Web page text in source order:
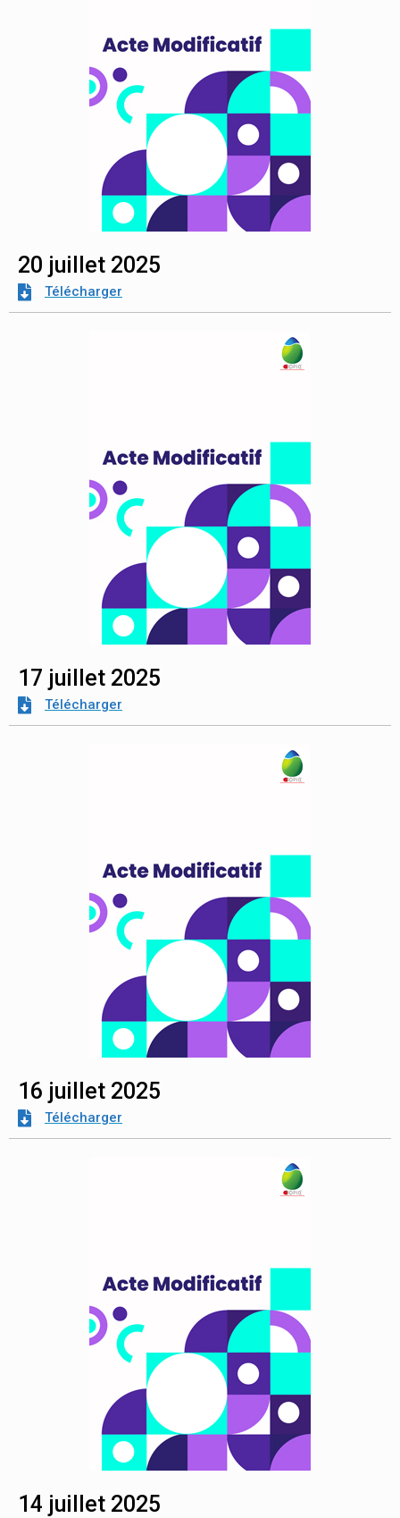
20 juillet 2025
Télécharger
17 juillet 2025
Télécharger
16 juillet 2025
Télécharger
14 juillet 2025